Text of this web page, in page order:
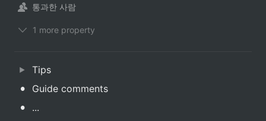
통과한 사람
1 more property
Tips
• Guide comments
• ...